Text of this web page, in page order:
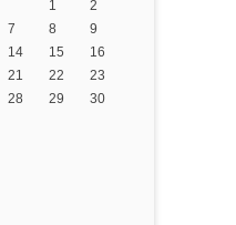
1
2
7 8
9
14 15
16
21 22
23
28 29
30